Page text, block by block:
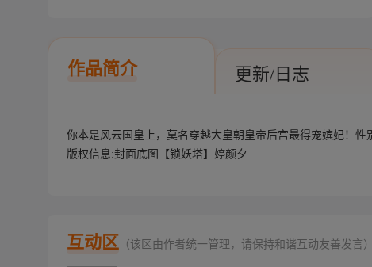
作品简介 更新/日志
你本是风云国皇上，莫名穿越大皇朝皇帝后宫最得宠嫔妃！
版权信息:封面底图【锁妖塔】婷颜夕
互动区 （该区由作者统一管理，请保持和谐互动友善发言）